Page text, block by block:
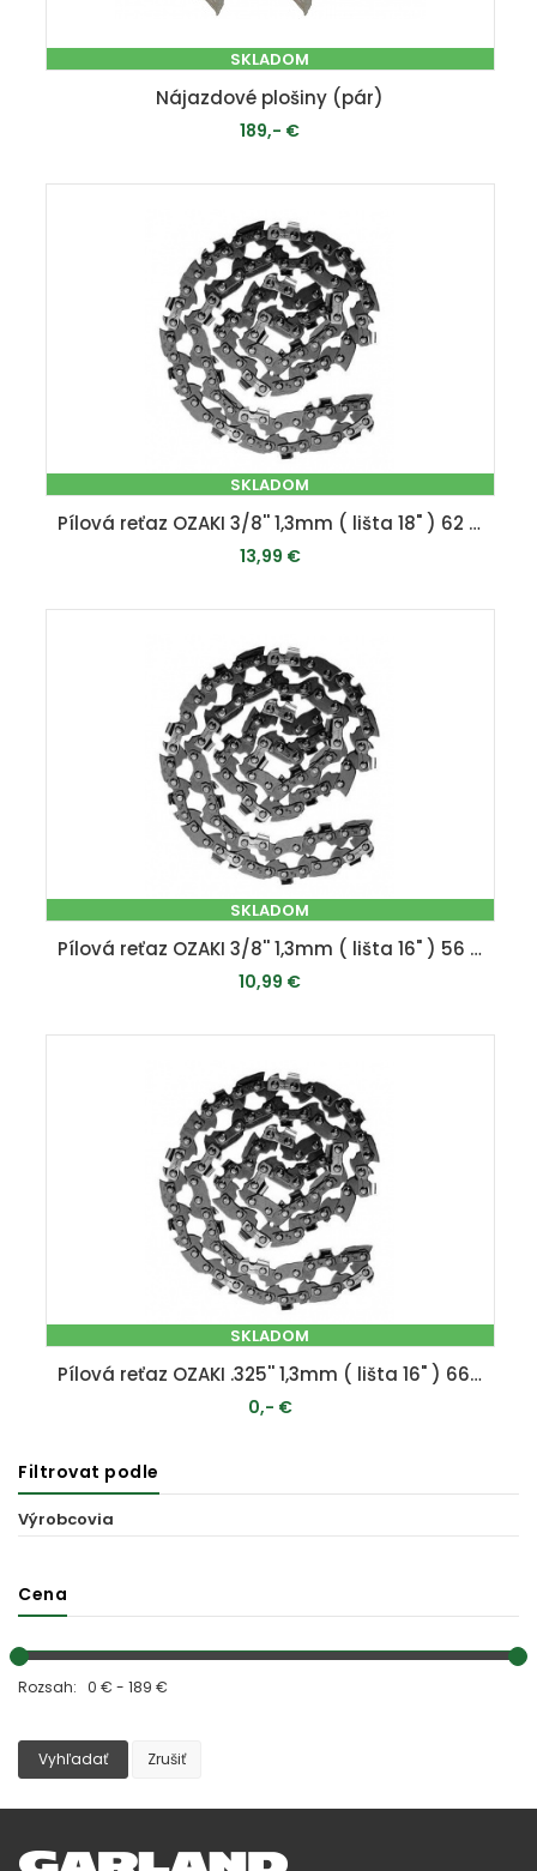
SKLADOM
Nájazdové plošiny (pár)
189,- €
SKLADOM
Pílová reťaz OZAKI 3/8'' 1,3mm ( lišta 18" ) 62 článkov
13,99 €
SKLADOM
Pílová reťaz OZAKI 3/8'' 1,3mm ( lišta 16" ) 56 článkov
10,99 €
SKLADOM
Pílová reťaz OZAKI .325'' 1,3mm ( lišta 16" ) 66 článkov
0,- €
Filtrovat podle
Výrobcovia
Cena
Rozsah: 0 € - 189 €
Vyhľadať Zrušiť